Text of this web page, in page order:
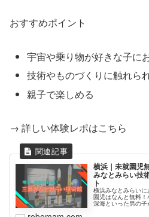
おすすめポイント
宇宙や乗り物が好きな子に
技術やものづくりに触れら
親子で楽しめる
→ 詳しい体験レポはこちら
横浜｜未就園児
みなとみらい技
ト
横浜みなとみらい
園児はなんと無料
深海といった男の子
す。みなとみらい